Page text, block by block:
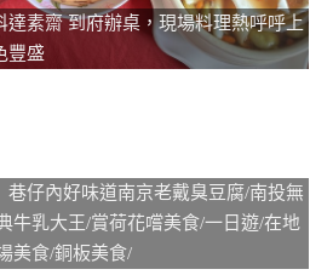
達素齋 到府辦桌，現場料理熱呼呼上
豐盛
巷仔內好味道南京老戴臭豆腐/南投無
牛乳大王/賞荷花嚐美食/一日遊/在地
美食/銅板美食/